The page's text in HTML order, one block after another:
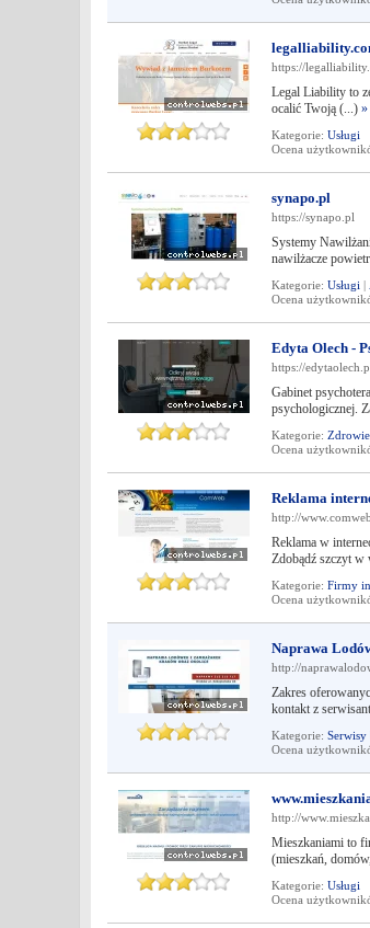
https://
Legal Liability to
ocalić Twoją (...) »
Kategorie: Usługi
Ocena
synapo.pl
https://synapo.pl
Systemy
nawilżacze
Kategorie: Usługi |
Ocena
Edyta Olech -
https://
Gabinet
psychologicznej.
Kategorie: Zdrowie
Ocena
Reklama
http://
Reklama w
Zdobądź szczyt
Kategorie: Firmy
Ocena
Naprawa
http://
Zakres
kontakt z
Kategorie: Serwisy
Ocena
http://
Mieszkaniami to
(mieszkań,
Kategorie: Usługi
Ocena